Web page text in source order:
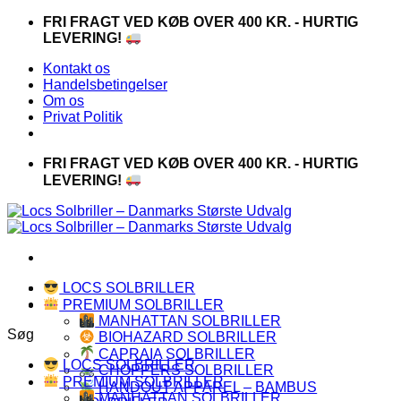
FortsætFRI FRAGT VED KØB OVER 400 KR. - HURTIG
LEVERING!
Kontakt os
Handelsbetingelser
Om os
Privat Politik
FRI FRAGT VED KØB OVER 400 KR. - HURTIG
LEVERING!
LOCS SOLBRILLER
PREMIUM SOLBRILLER
MANHATTAN SOLBRILLER
BIOHAZARD SOLBRILLER
CAPRAIA SOLBRILLER
CHOPPERS SOLBRILLER
HANDOUT APPAREL – BAMBUS
Søg
LOCS SOLBRILLER
PREMIUM SOLBRILLER
MANHATTAN SOLBRILLER